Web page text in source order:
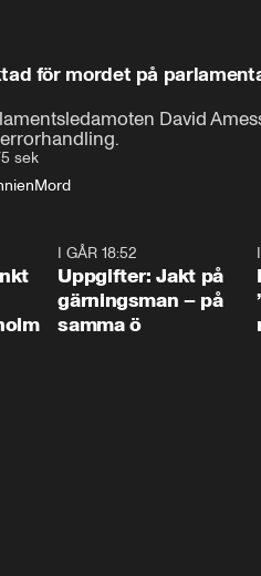
för mordet på
David
sek
Mord
I GÅR 18:52
Uppgifter: Jakt på
gärningsman – på
samma ö